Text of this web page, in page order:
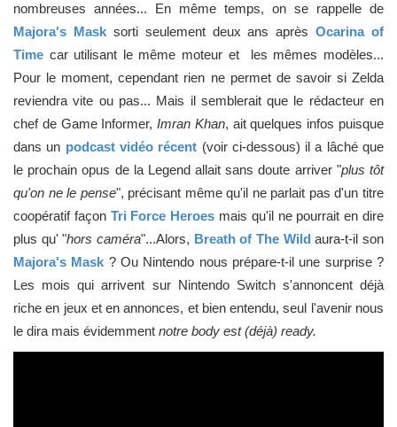
nombreuses années... En même temps, on se rappelle de
Majora's Masksorti seulement deux ans aprèsOcarina of
Time car utilisant le même moteur et les mêmes modèles...
Pour le moment, cependant rien ne permet de savoir si Zelda
reviendra vite ou pas... Mais il semblerait que le rédacteur en
chef de Game Informer,Imran Khan, ait quelques infos puisque
dans un podcast vidéo récent (voir ci-dessous) il a lâché que
le prochain opus de la Legend allait sans doute arriver "plus tôt
qu'on ne le pense", précisant même qu'il ne parlait pas d'un titre
coopératif façon Tri Force Heroes mais qu'il ne pourrait en dire
plus qu' "hors caméra"...Alors, Breath of The Wild aura-t-il son
Majora's Mask ? Ou Nintendo nous prépare-t-il une surprise ?
Les mois qui arrivent sur Nintendo Switch s'annoncent déjà
riche en jeux et en annonces, et bien entendu, seul l'avenir nous
le dira mais évidemment notre body est (déjà) ready.